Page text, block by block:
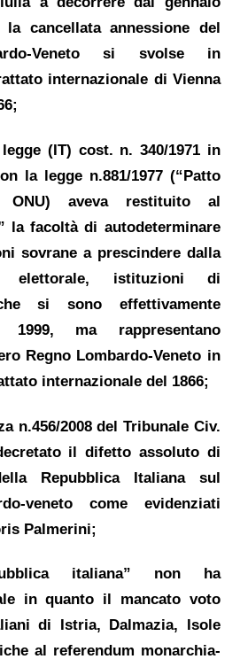
la cancellataannessione del
Venetosi svolse in
internazionale di Vienna
;
(IT) cost. n. 340/1971 in
la legge n.881/1977 (“Patto
ONU) aveva restituito al
la facoltà di autodeterminare
sovrane a prescindere dalla
elettorale, istituzioni di
si sono effettivamente
1999, ma rappresentano
Regno Lombardo-Veneto in
internazionale del 1866;
n.456/2008 del Tribunale Civ.
il difetto assoluto di
Repubblica Italiana sul
veneto come evidenziati
Palmerini;
italiana” non ha
in quanto il mancato voto
di Istria, Dalmazia, Isole
al referendum monarchia-